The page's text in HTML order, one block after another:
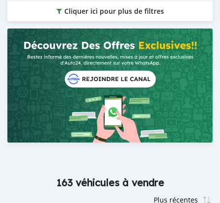
Cliquer ici pour plus de filtres
163 véhicules à vendre